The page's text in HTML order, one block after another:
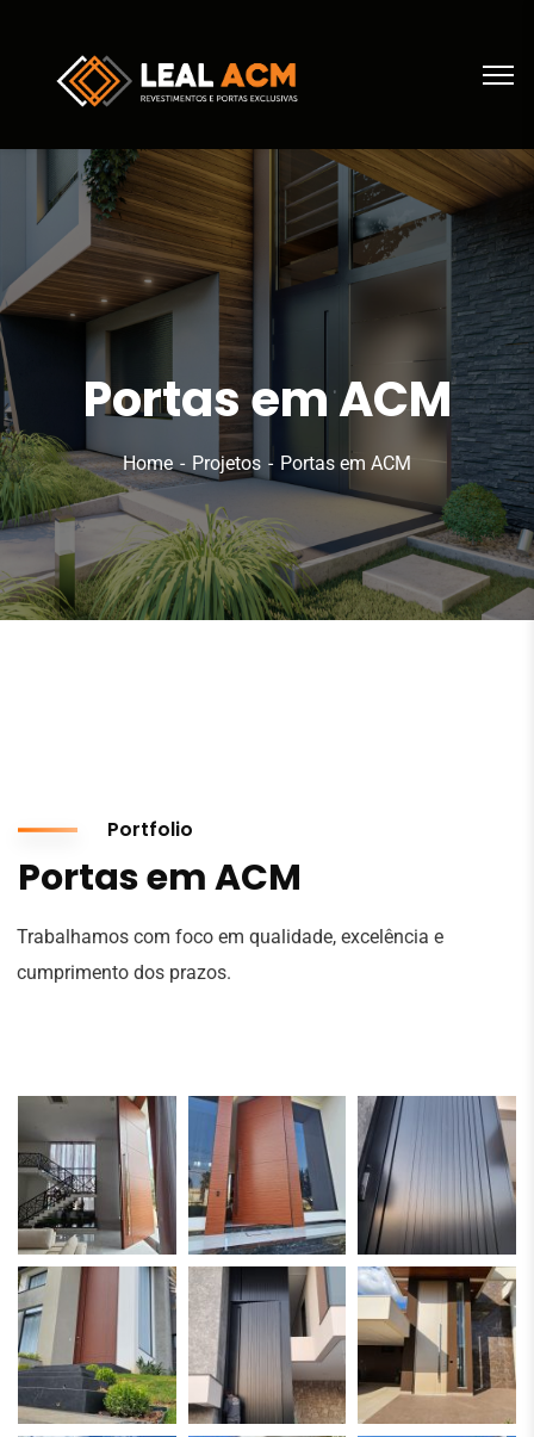
Portas em ACM
Home Projetos Portas em ACM
Portfolio
Portas em ACM
Trabalhamos com foco em qualidade, excelência e
cumprimento dos prazos.